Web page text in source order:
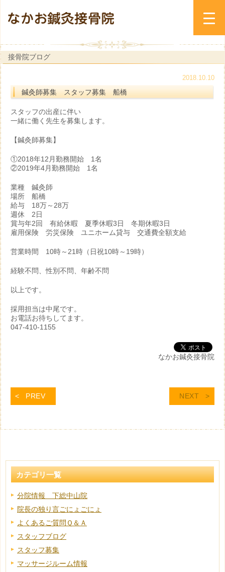
接骨院ブログ
2018.10.10
鍼灸師募集 スタッフ募集 船橋
スタッフの出産に伴い
一緒に働く先生を募集します。
【鍼灸師募集】
①2018年12月勤務開始 1名
②2019年4月勤務開始 1名
業種 鍼灸師
場所 船橋
給与 18万～28万
週休 2日
賞与年2回 有給休暇 夏季休暇3日 冬期休暇3日
雇用保険 労災保険 ユニホーム貸与 交通費全額支給
営業時間 10時～21時（日祝10時～19時）
経験不問、性別不問、年齢不問
以上です。
採用担当は中尾です。
お電話お待ちしてます。
047-410-1155
なかお鍼灸接骨院
PREV NEXT
カテゴリ一覧
分院情報 下総中山院
院長の独り言ごにょごにょ
よくあるご質問Ｑ＆Ａ
スタッフブログ
スタッフ募集
マッサージルーム情報